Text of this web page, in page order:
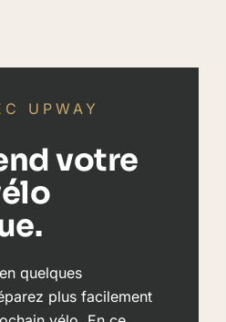
UPWAY
votre
quelques
plus facilement